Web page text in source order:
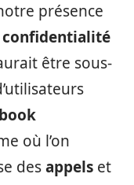
présence
confidentialité
être sous-
où l’on
desappels et